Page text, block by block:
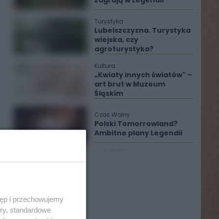
Turystyka
Lubelszczyzna. Turystyka
wiejska, czy
agroturystyka?
Kultura
„Kwiaty innych światów" –
art brut w Muzeum
Śląskim
Czas Wolny
Polski Tomorrowland?
Ambitne plany Legendii
i przechowujemy
standardowe